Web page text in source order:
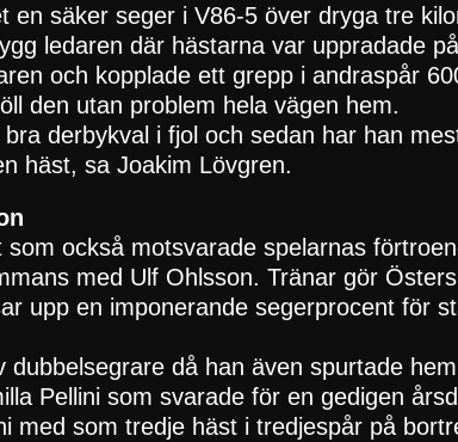
en säker seger i V86-5 över dryga tre
ledaren där hästarna var uppradade
och kopplade ett grepp i andraspår
den utan problem hela vägen hem.
derbykval i fjol och sedan har han
häst, sa Joakim Lövgren.
som också motsvarade spelarnas
med Ulf Ohlsson. Tränar gör
upp en imponerande segerprocent för
dubbelsegrare då han även spurtade
Pellini som svarade för en gedigen
med som tredje häst i tredjespår på